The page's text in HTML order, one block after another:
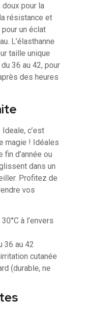
pour la
résistance et
un éclat
L’élasthanne
taille unique
36 au 42, pour
des heures
c’est
magie ! Idéales
d’année ou
dans un
Profitez de
vos
à l’envers
36 au 42
cutanée
(durable, ne